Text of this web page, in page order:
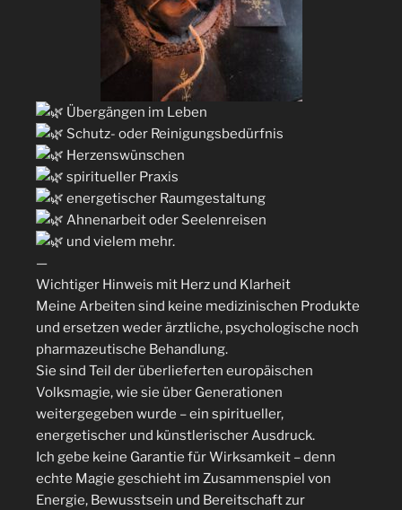
Übergängen im Leben
Schutz- oder Reinigungsbedürfnis
Herzenswünschen
spiritueller Praxis
energetischer Raumgestaltung
Ahnenarbeit oder Seelenreisen
und vielem mehr.
—
Wichtiger Hinweis mit Herz und Klarheit
Meine Arbeiten sind keine medizinischen Produkte
und ersetzen weder ärztliche, psychologische noch
pharmazeutische Behandlung.
Sie sind Teil der überlieferten europäischen
Volksmagie, wie sie über Generationen
weitergegeben wurde – ein spiritueller,
energetischer und künstlerischer Ausdruck.
Ich gebe keine Garantie für Wirksamkeit – denn
echte Magie geschieht im Zusammenspiel von
Energie, Bewusstsein und Bereitschaft zur